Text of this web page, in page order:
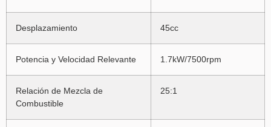
Desplazamiento 45cc
Potencia y Velocidad Relevante 1.7kW/7500rpm
Relación de Mezcla de
Combustible
25:1